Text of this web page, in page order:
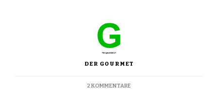
DER GOURMET
2 KOMMENTARE